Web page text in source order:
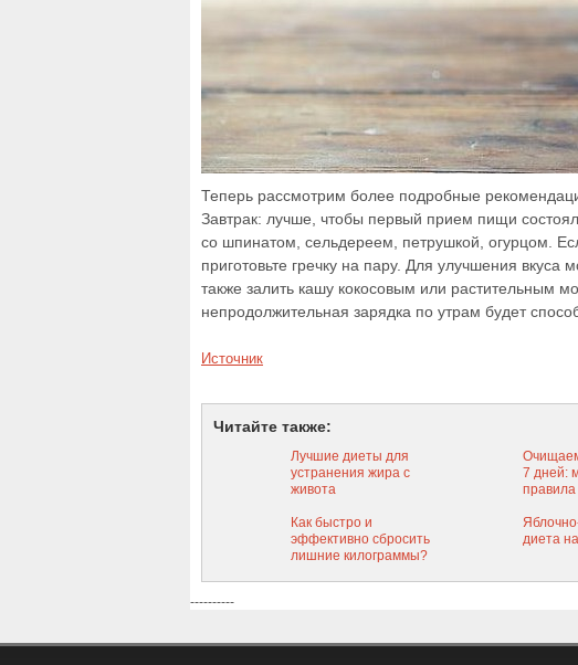
Теперь рассмотрим более подробные
Завтрак: лучше, чтобы первый прием пищи
со шпинатом, сельдереем, петрушкой, огурцом.
приготовьте гречку на пару. Для улучшения вкуса
также залить кашу кокосовым или растительным
непродолжительная зарядка по утрам будет
Источник
Читайте также:
Лучшие диеты для
устранения жира с
живота
7 дней:
правила
Как быстро и
эффективно сбросить
лишние килограммы?
диета
----------